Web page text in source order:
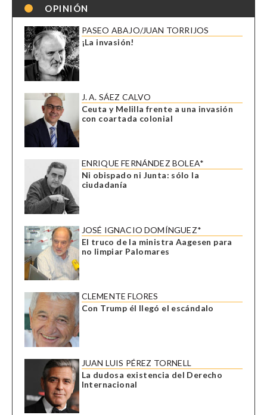
OPINIÓN
PASEO ABAJO/JUAN TORRIJOS
¡La invasión!
J. A. SÁEZ CALVO
Ceuta y Melilla frente a una invasión
con coartada colonial
ENRIQUE FERNÁNDEZ BOLEA*
Ni obispado ni Junta: sólo la
ciudadanía
JOSÉ IGNACIO DOMÍNGUEZ*
El truco de la ministra Aagesen para
no limpiar Palomares
CLEMENTE FLORES
Con Trump él llegó el escándalo
JUAN LUIS PÉREZ TORNELL
La dudosa existencia del Derecho
Internacional